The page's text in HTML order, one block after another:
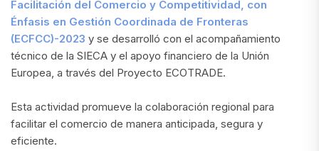
Facilitación del Comercio y Competitividad, con
Énfasis en Gestión Coordinada de Fronteras
(ECFCC)-2023 y se desarrolló con el acompañamiento
técnico de la SIECA y el apoyo financiero de la Unión
Europea, a través del Proyecto ECOTRADE.
Esta actividad promueve la colaboración regional para
facilitar el comercio de manera anticipada, segura y
eficiente.